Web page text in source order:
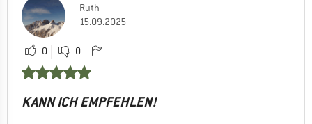
Ruth
15.09.2025
0 0
KANN ICH EMPFEHLEN!